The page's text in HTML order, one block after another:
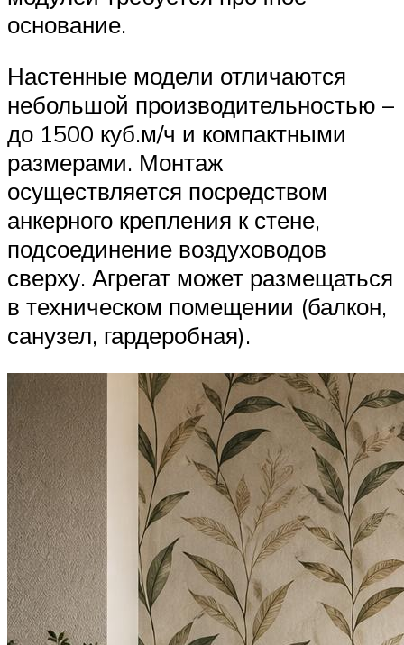
основание.
Настенные модели отличаются
небольшой производительностью –
до 1500 куб.м/ч и компактными
размерами. Монтаж
осуществляется посредством
анкерного крепления к стене,
подсоединение воздуховодов
сверху. Агрегат может размещаться
в техническом помещении (балкон,
санузел, гардеробная).